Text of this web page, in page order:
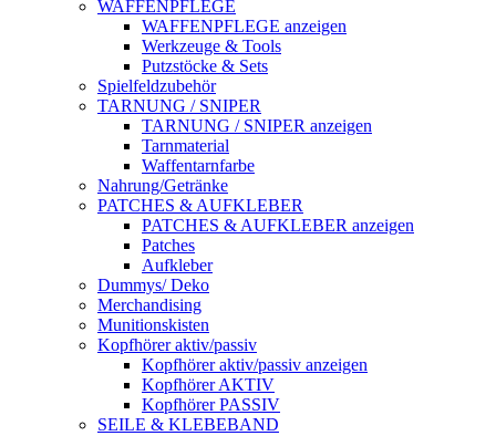
WAFFENPFLEGE
WAFFENPFLEGE anzeigen
Werkzeuge & Tools
Putzstöcke & Sets
Spielfeldzubehör
TARNUNG / SNIPER
TARNUNG / SNIPER anzeigen
Tarnmaterial
Waffentarnfarbe
Nahrung/Getränke
PATCHES & AUFKLEBER
PATCHES & AUFKLEBER anzeigen
Patches
Aufkleber
Dummys/ Deko
Merchandising
Munitionskisten
Kopfhörer aktiv/passiv
Kopfhörer aktiv/passiv anzeigen
Kopfhörer AKTIV
Kopfhörer PASSIV
SEILE & KLEBEBAND